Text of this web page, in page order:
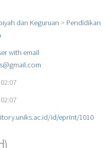
dan Keguruan > Pendidikan
with email
id/eprint/1010